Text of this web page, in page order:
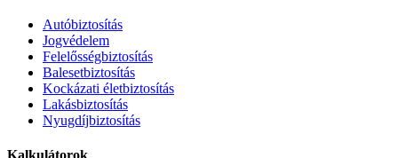
Autóbiztosítás
Jogvédelem
Felelősségbiztosítás
Balesetbiztosítás
Kockázati életbiztosítás
Lakásbiztosítás
Nyugdíjbiztosítás